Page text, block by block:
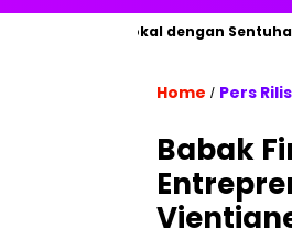
Parfum Lokal dengan Sentuhan
Home / Pers Rilis
Babak